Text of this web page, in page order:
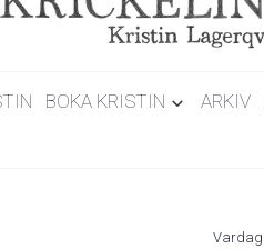
BOKA KRISTIN ARKIV
Vardag